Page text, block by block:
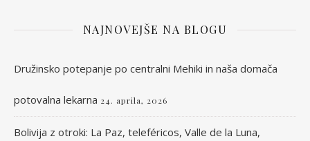
NAJNOVEJŠE NA BLOGU
Družinsko potepanje po centralni Mehiki in naša domača
potovalna lekarna 24. aprila, 2026
Bolivija z otroki: La Paz, teleféricos, Valle de la Luna,